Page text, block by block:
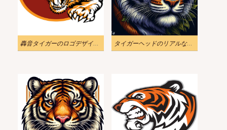
轟音タイガーのロゴデザインのイラスト タイガーヘッドのリアルなイラスト